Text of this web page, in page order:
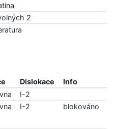
2
Dislokace
Info
I-2
I-2 blokováno